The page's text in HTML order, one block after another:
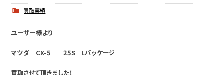
買取実績
ユーザー様より
マツダ CX-5 25S Lパッケージ
買取させて頂きました！